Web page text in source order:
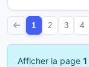
1 2 3 4
Afficher la page 1